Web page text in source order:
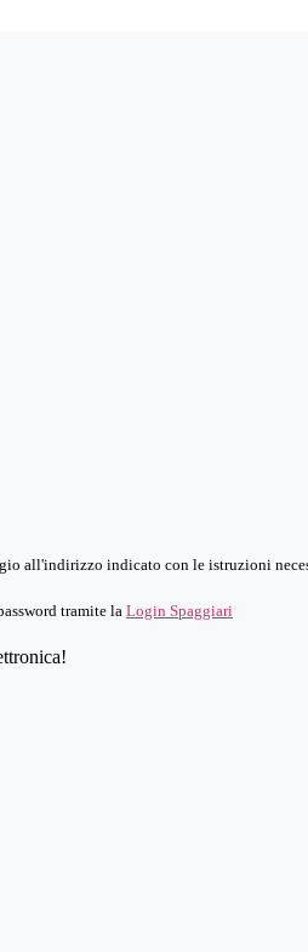
all'indirizzo indicato con le istruzioni
tramite la Login Spaggiari